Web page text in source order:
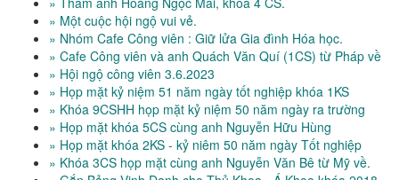
» Một cuộc hội ngộ vui vẻ.
» Nhóm Cafe Công viên : Giữ lửa Gia đình Hóa học.
» Cafe Công viên và anh Quách Văn Quí (1CS) từ Pháp về
» Hội ngộ công viên 3.6.2023
» Họp mặt kỷ niệm 51 năm ngày tốt nghiệp khóa 1KS
» Khóa 9CSHH họp mặt kỷ niệm 50 năm ngày ra trường
» Họp mặt khóa 5CS cùng anh Nguyễn Hữu Hùng
» Họp mặt khóa 2KS - kỷ niêm 50 năm ngày Tốt nghiệp
» Khóa 3CS họp mặt cùng anh Nguyễn Văn Bê từ Mỹ về.